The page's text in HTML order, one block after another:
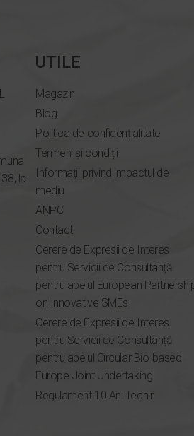
la
UTILE
Magazin
Blog
Politica de confidențialitate
Termeni și condiții
Informații privind impactul de
mediu
ANPC
Contact
Cerere de Expresii de Interes
pentru Servicii de Consultanță
pentru apelul European
on Innovative SMEs
Cerere de Expresii de Interes
pentru Servicii de Consultanță
pentru apelul Circular Bio-based
Europe Joint Undertaking
Regulament 10 Ani Techir